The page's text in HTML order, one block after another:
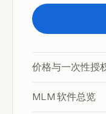
价格与一次性授
MLM 软件总览